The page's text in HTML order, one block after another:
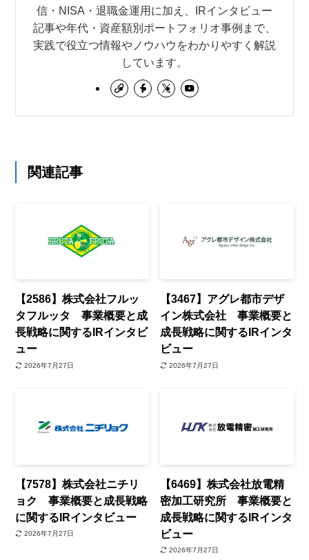
信・NISA・退職金運用に加え、IRインタビュー
記事や年代・資産額別ポートフォリオ事例まで、
実践で役立つ情報やノウハウをわかりやすく解説
しています。
関連記事
【2586】株式会社フルッ
タフルッタ 事業概要と成
長戦略に関するIRインタビ
ュー
2026年7月27日
【3467】アグレ都市デザ
イン株式会社 事業概要と
成長戦略に関するIRインタ
ビュー
2026年7月27日
【7578】株式会社ニチリ
ョク 事業概要と成長戦略
に関するIRインタビュー
2026年7月27日
【6469】株式会社放電精
密加工研究所 事業概要と
成長戦略に関するIRインタ
ビュー
2026年7月27日